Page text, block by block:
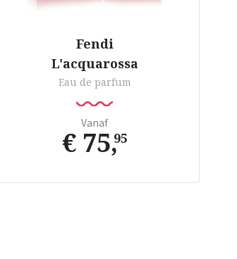
Fendi
L'acquarossa
Eau de parfum
Vanaf
€ 75,95